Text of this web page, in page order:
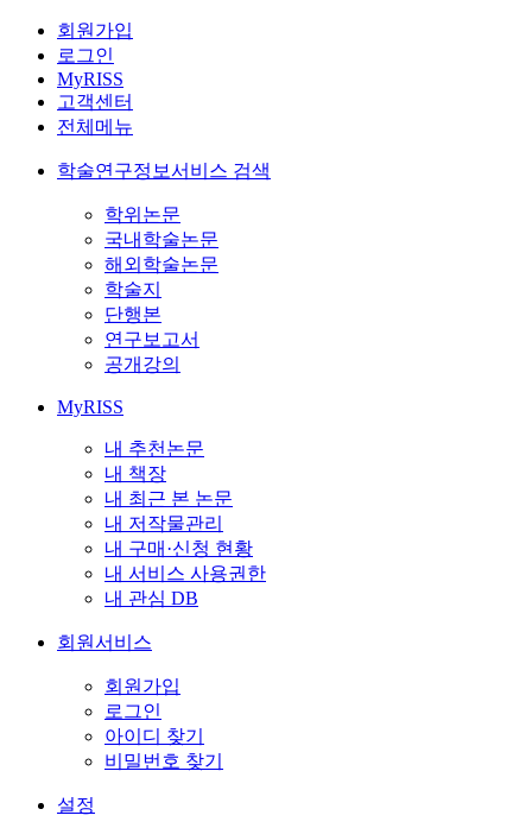
회원가입
로그인
MyRISS
고객센터
전체메뉴
학술연구정보서비스 검색
학위논문
국내학술논문
해외학술논문
학술지
단행본
연구보고서
공개강의
MyRISS
내 추천논문
내 책장
내 최근 본 논문
내 저작물관리
내 구매·신청 현황
내 서비스 사용권한
내 관심 DB
회원서비스
회원가입
로그인
아이디 찾기
비밀번호 찾기
설정